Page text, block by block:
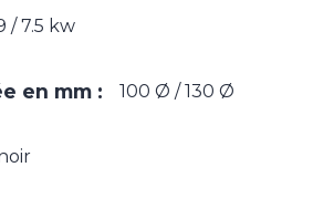
/ 7.5 kw
en mm : 100 Ø / 130 Ø